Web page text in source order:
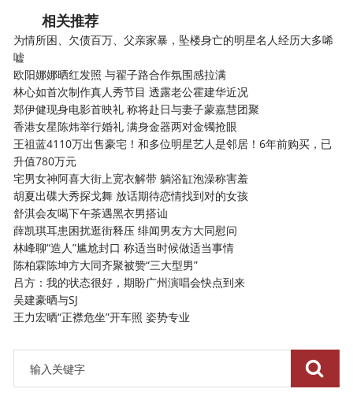
相关推荐
为情所困、欠债百万、父亲家暴，坠楼身亡的明星名人经历大多唏
嘘
欧阳娜娜晒红发照 与翟子路合作氛围感拉满
林心如首次制作真人秀节目 透露老公霍建华近况
郑伊健现身电影首映礼 称将赴日与妻子蒙嘉慧团聚
香港女星陈炜举行婚礼 满身金器两对金镯抢眼
王祖蓝4110万出售豪宅！和多位明星艺人是邻居！6年前购买，已
升值780万元
宅男女神阿喜大街上宽衣解带 躺浴缸泡澡称害羞
胡夏出碟大秀探戈舞 放话期待恋情找到对的女孩
舒淇会友喝下午茶遇黑衣男搭讪
薛凯琪耳患困扰逛街释压 绯闻男友方大同慰问
林峰聊“造人”尴尬封口 称适当时候做适当事情
陈柏霖陈坤方大同齐聚被赞“三大型男”
吕方：我的状态很好，期盼广州演唱会快点到来
吴建豪晒与SJ
王力宏晒“正襟危坐”开车照 姿势专业